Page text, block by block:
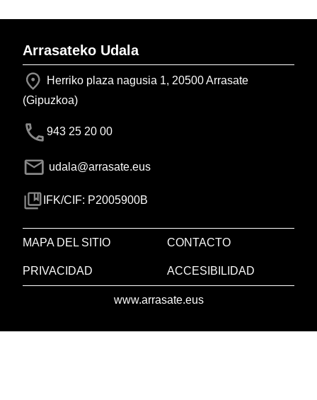
Arrasateko Udala
Herriko plaza nagusia 1, 20500 Arrasate
(Gipuzkoa)
943 25 20 00
udala@arrasate.eus
IFK/CIF: P2005900B
MAPA DEL SITIO CONTACTO
PRIVACIDAD ACCESIBILIDAD
www.arrasate.eus